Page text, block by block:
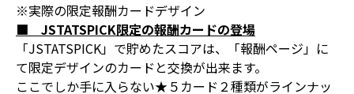
※実際の限定報酬カードデザイン
■ JSTATSPICK限定の報酬カードの登場
「JSTATSPICK」で貯めたスコアは、「報酬ページ」に
て限定デザインのカードと交換が出来ます。
ここでしか手に入らない★５カード２種類がラインナッ